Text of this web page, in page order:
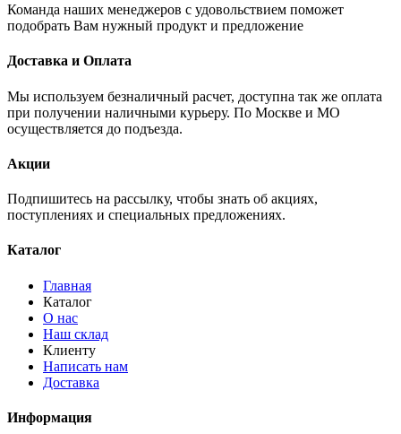
Команда наших менеджеров с удовольствием поможет
подобрать Вам нужный продукт и предложение
Доставка и Оплата
Мы используем безналичный расчет, доступна так же оплата
при получении наличными курьеру. По Москве и МО
осуществляется до подъезда.
Акции
Подпишитесь на рассылку, чтобы знать об акциях,
поступлениях и специальных предложениях.
Каталог
Главная
Каталог
О нас
Наш склад
Клиенту
Написать нам
Доставка
Информация